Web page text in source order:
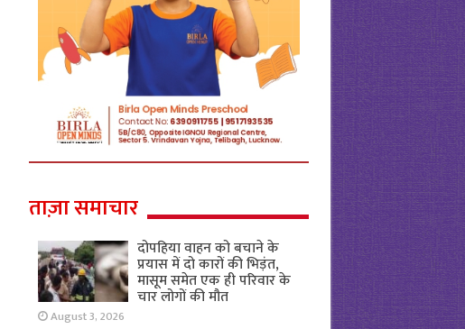
ताज़ा समाचार
दोपहिया वाहन को बचाने के
प्रयास में दो कारों की भिड़ंत,
मासूम समेत एक ही परिवार के
चार लोगों की मौत
August 3, 2026